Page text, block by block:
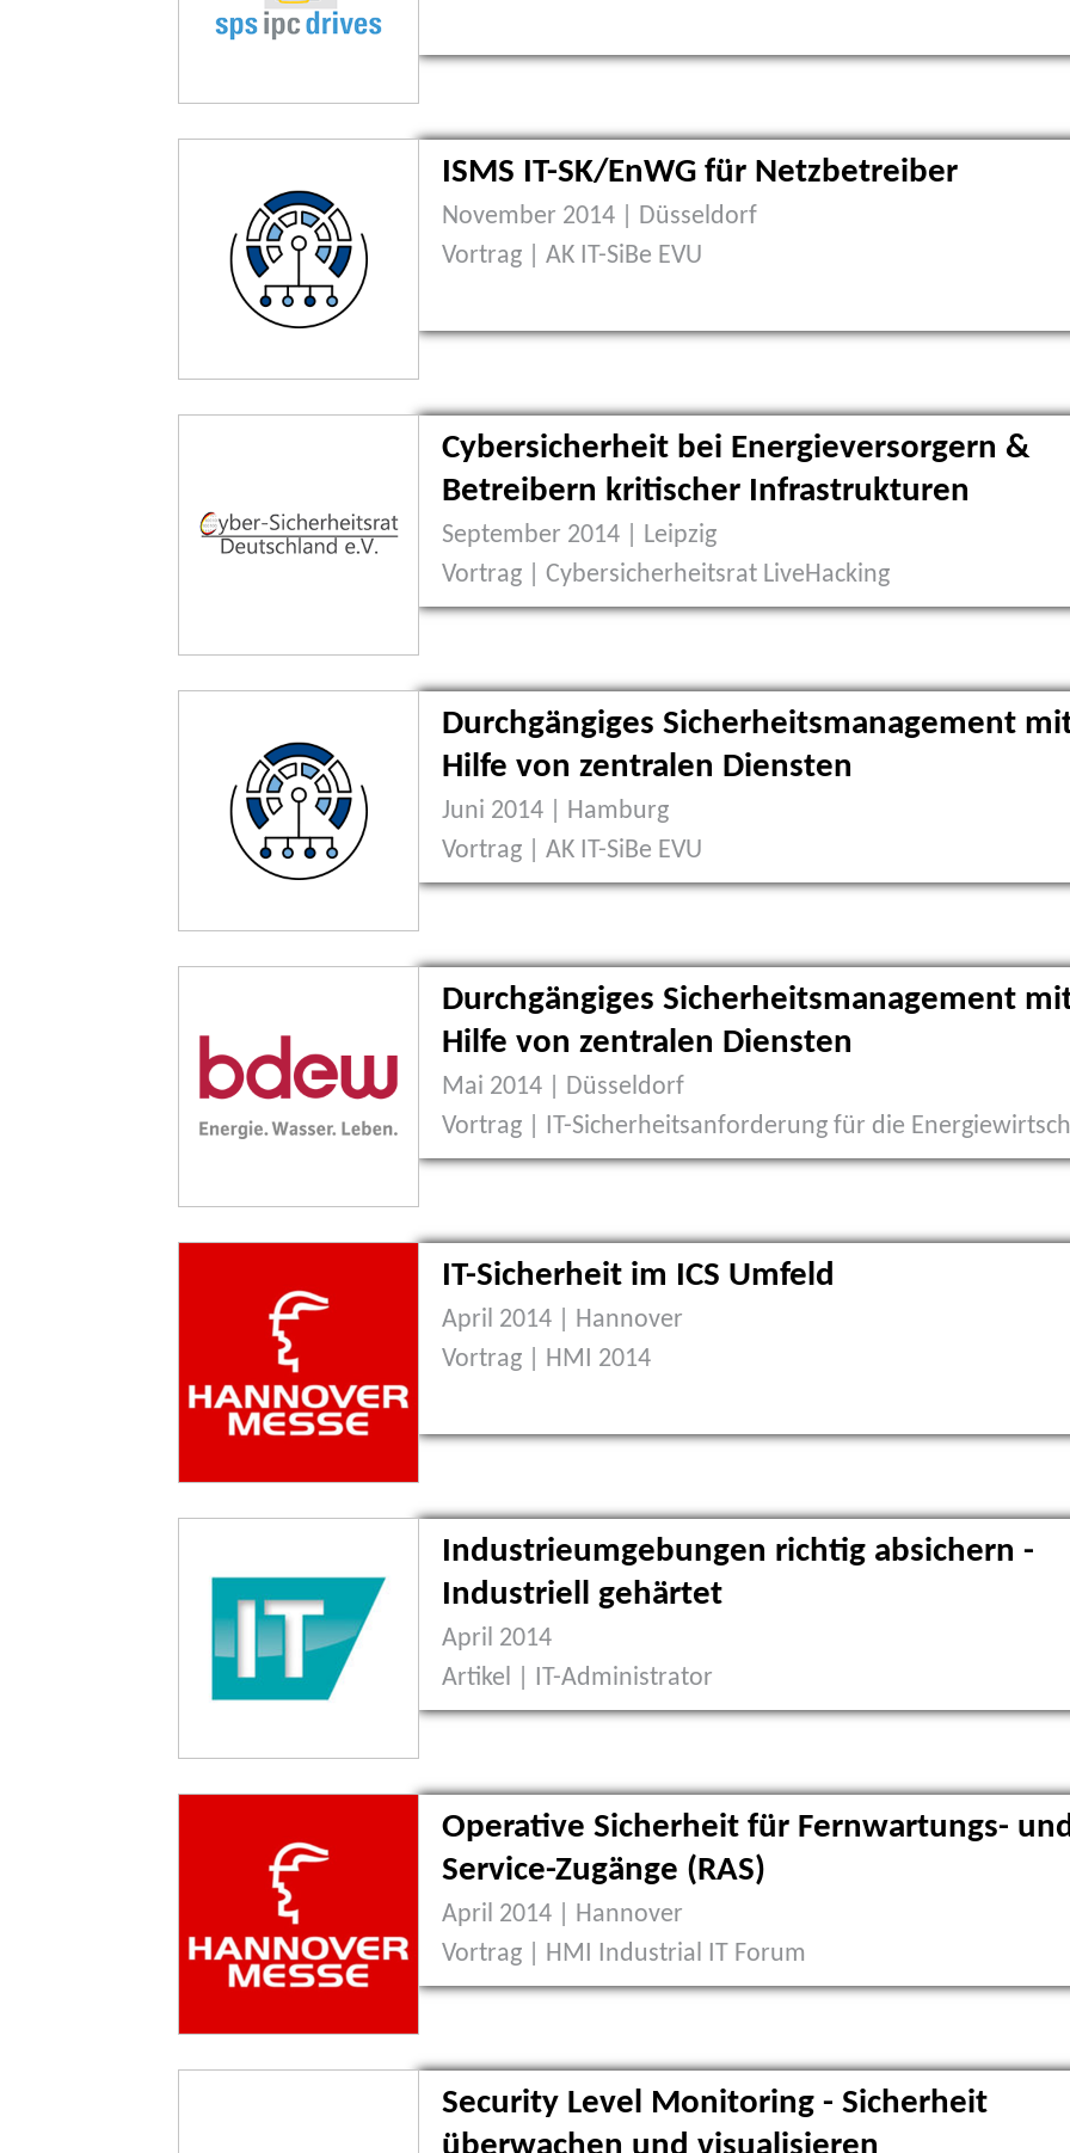
ISMS IT-SK/EnWG für Netzbetreiber
November 2014 | Düsseldorf
Vortrag | AK IT-SiBe EVU
Cybersicherheit bei Energieversorgern &
Betreibern kritischer Infrastrukturen
September 2014 | Leipzig
Vortrag | Cybersicherheitsrat LiveHacking
Durchgängiges Sicherheitsmanagement
Hilfe von zentralen Diensten
Juni 2014 | Hamburg
Vortrag | AK IT-SiBe EVU
Durchgängiges Sicherheitsmanagement
Hilfe von zentralen Diensten
Mai 2014 | Düsseldorf
Vortrag | IT-Sicherheitsanforderung für die
IT-Sicherheit im ICS Umfeld
April 2014 | Hannover
Vortrag | HMI 2014
Industrieumgebungen richtig absichern -
Industriell gehärtet
April 2014
Artikel | IT-Administrator
Operative Sicherheit für Fernwartungs-
Service-Zugänge (RAS)
April 2014 | Hannover
Vortrag | HMI Industrial IT Forum
Security Level Monitoring - Sicherheit